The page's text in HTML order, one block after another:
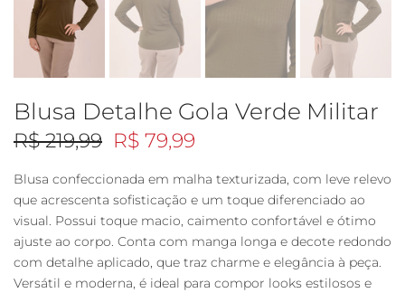
Blusa Detalhe Gola Verde Militar
R$ 219,99 R$ 79,99
Blusa confeccionada em malha texturizada, com leve relevo
que acrescenta sofisticação e um toque diferenciado ao
visual. Possui toque macio, caimento confortável e ótimo
ajuste ao corpo. Conta com manga longa e decote redondo
com detalhe aplicado, que traz charme e elegância à peça.
Versátil e moderna, é ideal para compor looks estilosos e